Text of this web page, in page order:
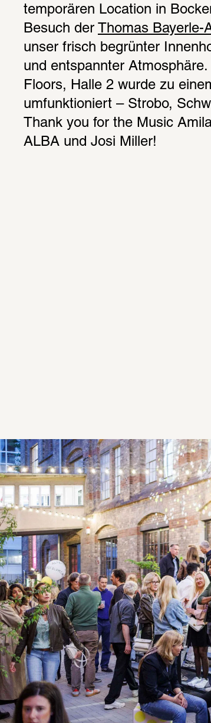
temporären Location in
Besuch der
Thomas Bayerle-
unser frisch begrünter
und entspannter
Floors, Halle 2 wurde zu
umfunktioniert – Strobo,
Thank you for the Music
ALBA und Josi Miller!